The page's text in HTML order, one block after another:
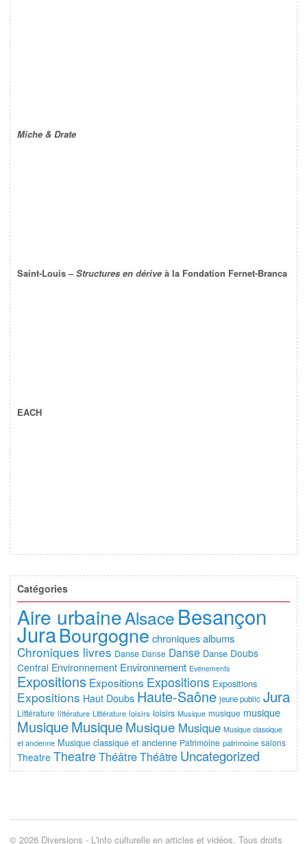
Miche & Drate
Saint-Louis –Structures en dérive à la Fondation Fernet-Branca
EACH
Catégories
Aire urbaineAlsace Besançon
JuraBourgogne chroniques albums
Chroniques livres Danse Danse Danse Danse Doubs
Central Environnement Environnement Evénements
Expositions Expositions Expositions Expositions
Expositions Haut Doubs Haute-Saône jeune public Jura
Littérature littérature Littérature loisirs loisirs Musique musique musique
MusiqueMusiqueMusique Musique Musique classique
et ancienne Musique classique et ancienne Patrimoine patrimoine salons
Theatre Theatre ThéâtreThéâtre Uncategorized
© 2026 Diversions - L'info culturelle en articles et vidéos. Tous droits